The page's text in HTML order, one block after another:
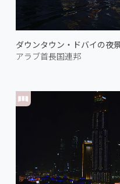
ダウンタウン・ドバイの夜
アラブ首長国連邦